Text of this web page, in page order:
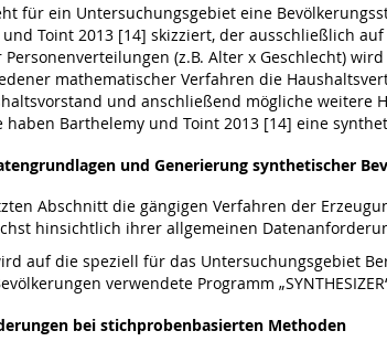
für ein Untersuchungsgebiet eine
Toint 2013 [14] skizziert, der ausschließlich
(z.B. Alter x Geschlecht)
mathematischer Verfahren die
und anschließend mögliche weitere
haben Barthelemy und Toint 2013 [14] eine
und Generierung synthetischer
Abschnitt die gängigen Verfahren der
hinsichtlich ihrer allgemeinen
auf die speziell für das Untersuchungsgebiet
verwendete Programm
bei stichprobenbasierten Methoden